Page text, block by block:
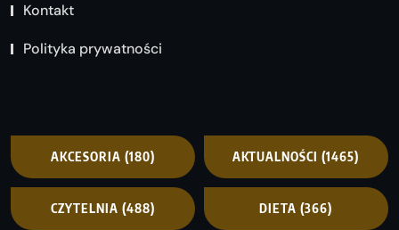
Kontakt
Polityka prywatności
AKCESORIA (180) AKTUALNOŚCI (1465)
CZYTELNIA (488) DIETA (366)